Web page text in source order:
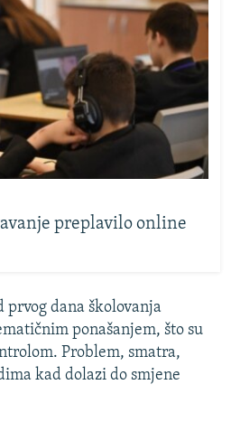
preplavilo online
prvog dana školovanja
ponašanjem, što su
Problem, smatra,
kad dolazi do smjene